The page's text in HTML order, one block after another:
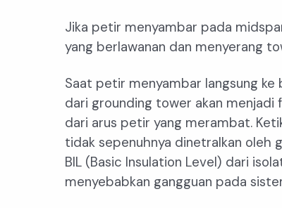
Jika petir menyambar pada
yang berlawanan dan menyerang
Saat petir menyambar langsung
dari grounding tower akan
dari arus petir yang merambat.
tidak sepenuhnya dinetralkan oleh
BIL (Basic Insulation Level) dari
menyebabkan gangguan pada